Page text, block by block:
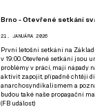
Brno - Otevřené setkání
21. JANUÁRA 2026
První letošní setkání na
v 19:00. Otevřené setkání jsou
problémy v práci, mají nápady
aktivit zapojit, případně chtějí
anarchosyndikalismem a
budou také naše propagační
(FB událost)